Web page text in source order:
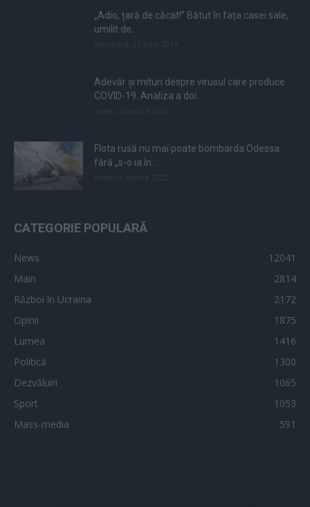
„Adio, țară de căcat!” Bătut în fața casei sale,
umilit de...
Adevăr și mituri despre virusul care produce
COVID-19. Analiza a doi...
Flota rusă nu mai poate bombarda Odessa
fără „s-o ia în...
CATEGORIE POPULARĂ
News
12041
Main
2814
Război în Ucraina
2172
Opinii
1875
Lumea
1416
Politică
1300
Dezvăluiri
1065
Sport
1053
Mass-media
591